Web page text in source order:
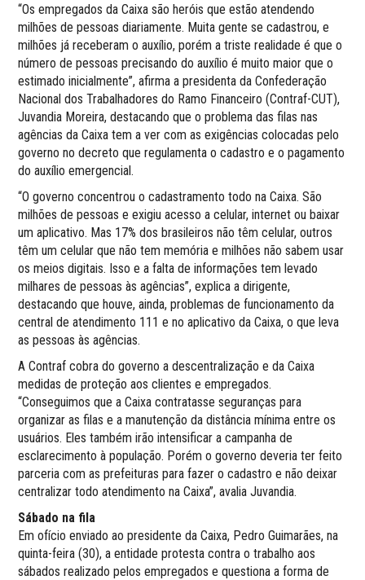
“Os empregados da Caixa são heróis que estão atendendo
milhões de pessoas diariamente. Muita gente se cadastrou, e
milhões já receberam o auxílio, porém a triste realidade é que o
número de pessoas precisando do auxílio é muito maior que o
estimado inicialmente”, afirma a presidenta da Confederação
Nacional dos Trabalhadores do Ramo Financeiro (Contraf-CUT),
Juvandia Moreira, destacando que o problema das filas nas
agências da Caixa tem a ver com as exigências colocadas pelo
governo no decreto que regulamenta o cadastro e o pagamento
do auxílio emergencial.
“O governo concentrou o cadastramento todo na Caixa. São
milhões de pessoas e exigiu acesso a celular, internet ou baixar
um aplicativo. Mas 17% dos brasileiros não têm celular, outros
têm um celular que não tem memória e milhões não sabem usar
os meios digitais. Isso e a falta de informações tem levado
milhares de pessoas às agências”, explica a dirigente,
destacando que houve, ainda, problemas de funcionamento da
central de atendimento 111 e no aplicativo da Caixa, o que leva
as pessoas às agências.
A Contraf cobra do governo a descentralização e da Caixa
medidas de proteção aos clientes e empregados.
“Conseguimos que a Caixa contratasse seguranças para
organizar as filas e a manutenção da distância mínima entre os
usuários. Eles também irão intensificar a campanha de
esclarecimento à população. Porém o governo deveria ter feito
parceria com as prefeituras para fazer o cadastro e não deixar
centralizar todo atendimento na Caixa”, avalia Juvandia.
Sábado na fila
Em ofício enviado ao presidente da Caixa, Pedro Guimarães, na
quinta-feira (30), a entidade protesta contra o trabalho aos
sábados realizado pelos empregados e questiona a forma de